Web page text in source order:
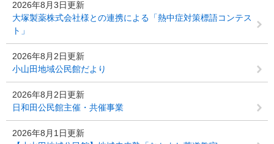
2026年8月3日更新
大塚製薬株式会社様との連携による「熱中症対策標語コンテス
ト」
2026年8月2日更新
小山田地域公民館だより
2026年8月2日更新
日和田公民館主催・共催事業
2026年8月1日更新